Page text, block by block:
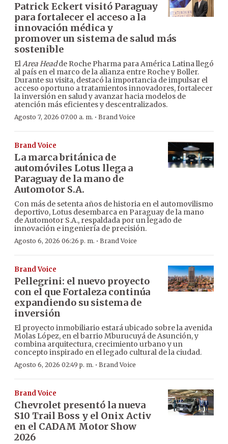
Patrick Eckert visitó Paraguay
para fortalecer el acceso a la
innovación médica y
promover un sistema de salud más
sostenible
ElArea Headde Roche Pharma para América Latina llegó
al país en el marco de la alianza entre Roche y Boller.
Durante su visita, destacó la importancia de impulsar el
acceso oportuno a tratamientos innovadores, fortalecer
la inversión en salud y avanzar hacia modelos de
atención más eficientes y descentralizados.
Agosto 7, 2026 07:00 a. m. · Brand Voice
Brand Voice
La marca británica de
automóviles Lotus llega a
Paraguay de la mano de
Automotor S.A.
Con más de setenta años de historia en el automovilismo
deportivo, Lotus desembarca en Paraguay de la mano
de Automotor S.A., respaldada por un legado de
innovación e ingeniería de precisión.
Agosto 6, 2026 06:26 p. m. · Brand Voice
Brand Voice
Pellegrini: el nuevo proyecto
con el que Fortaleza continúa
expandiendo su sistema de
inversión
El proyecto inmobiliario estará ubicado sobre la avenida
Molas López, en el barrio Mburucuyá de Asunción, y
combina arquitectura, crecimiento urbano y un
concepto inspirado en el legado cultural de la ciudad.
Agosto 6, 2026 02:49 p. m. · Brand Voice
Brand Voice
Chevrolet presentó la nueva
S10 Trail Boss y el Onix Activ
en el CADAM Motor Show
2026